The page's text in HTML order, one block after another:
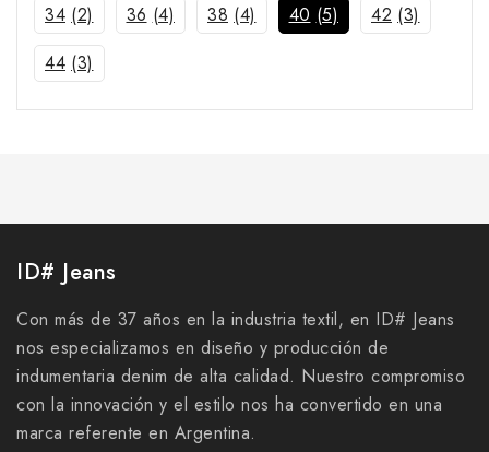
34 (2) 36 (4) 38 (4) 40 (5) 42 (3)
44 (3)
ID# Jeans
Con más de 37 años en la industria textil, en ID# Jeans
nos especializamos en diseño y producción de
indumentaria denim de alta calidad. Nuestro compromiso
con la innovación y el estilo nos ha convertido en una
marca referente en Argentina.